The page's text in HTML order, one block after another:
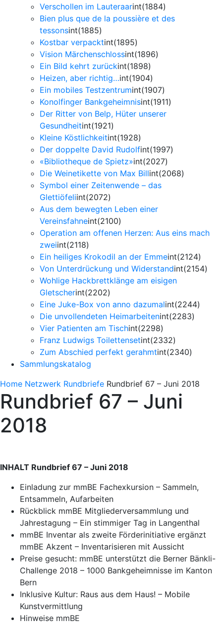
Verschollen im Lauteraarint(1884)
Bien plus que de la poussière et des
tessonsint(1885)
Kostbar verpacktint(1895)
Vision Märchenschlossint(1896)
Ein Bild kehrt zurückint(1898)
Heizen, aber richtig…int(1904)
Ein mobiles Testzentrumint(1907)
Konolfinger Bankgeheimnisint(1911)
Der Ritter von Belp, Hüter unserer
Gesundheitint(1921)
Kleine Köstlichkeitint(1928)
Der doppelte David Rudolfint(1997)
«Bibliotheque de Spietz»int(2027)
Die Weinetikette von Max Billint(2068)
Symbol einer Zeitenwende – das
Glettiöfeliint(2072)
Aus dem bewegten Leben einer
Vereinsfahneint(2100)
Operation am offenen Herzen: Aus eins mach
zweiint(2118)
Ein heiliges Krokodil an der Emmeint(2124)
Von Unterdrückung und Widerstandint(2154)
Wohlige Hackbrettklänge am eisigen
Gletscherint(2202)
Eine Juke-Box von anno dazumalint(2244)
Die unvollendeten Heimarbeitenint(2283)
Vier Patienten am Tischint(2298)
Franz Ludwigs Toilettensetint(2332)
Zum Abschied perfekt gerahmtint(2340)
Sammlungskatalog
Home Netzwerk Rundbriefe Rundbrief 67 – Juni 2018
Rundbrief 67 – Juni
2018
INHALT Rundbrief 67 – Juni 2018
Einladung zur mmBE Fachexkursion – Sammeln,
Entsammeln, Aufarbeiten
Rückblick mmBE Mitgliederversammlung und
Jahrestagung – Ein stimmiger Tag in Langenthal
mmBE Inventar als zweite Förderinitiative ergänzt
mmBE Akzent – Inventarisieren mit Aussicht
Preise gesucht: mmBE unterstützt die Berner Bänkli-
Challenge 2018 – 1000 Bankgeheimnisse im Kanton
Bern
Inklusive Kultur: Raus aus dem Haus! – Mobile
Kunstvermittlung
Hinweise mmBE